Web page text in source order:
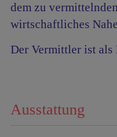
dem zu
wirtschaftliches
Der Vermittler ist
Ausstattung